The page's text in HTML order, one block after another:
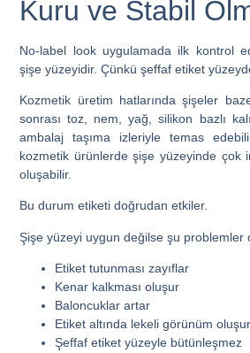
Kuru ve Stabil
No-label look uygulamada ilk kontrol
şişe yüzeyidir. Çünkü şeffaf etiket
Kozmetik üretim hatlarında şişeler
sonrası toz, nem, yağ, silikon bazlı
ambalaj taşıma izleriyle temas
kozmetik ürünlerde şişe yüzeyinde çok
oluşabilir.
Bu durum etiketi doğrudan etkiler.
Şişe yüzeyi uygun değilse şu problemler
Etiket tutunması zayıflar
Kenar kalkması oluşur
Baloncuklar artar
Etiket altında lekeli görünüm oluşur
Şeffaf etiket yüzeyle bütünleşmez